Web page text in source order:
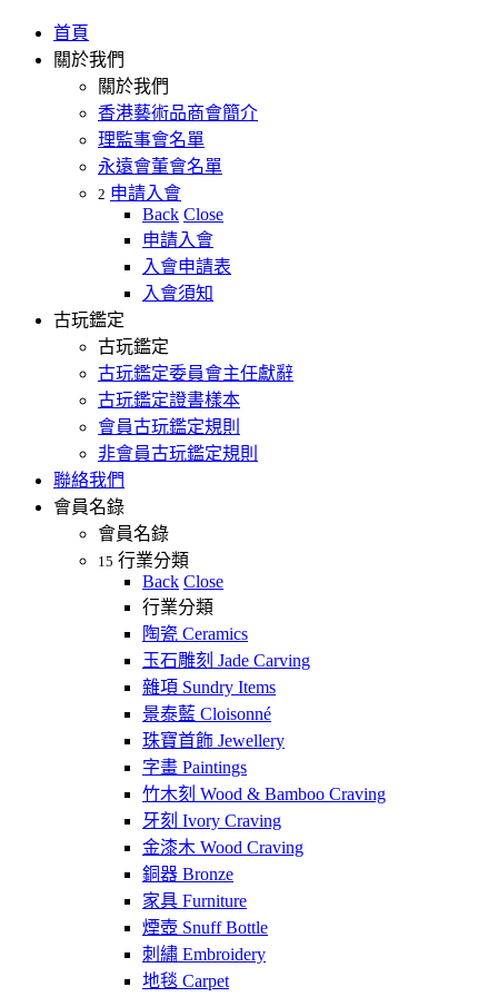
首頁
關於我們
關於我們
香港藝術品商會簡介
理監事會名單
永遠會董會名單
2 申請入會
Back Close
申請入會
入會申請表
入會須知
古玩鑑定
古玩鑑定
古玩鑑定委員會主任獻辭
古玩鑑定證書樣本
會員古玩鑑定規則
非會員古玩鑑定規則
聯絡我們
會員名錄
會員名錄
15 行業分類
Back Close
行業分類
陶瓷 Ceramics
玉石雕刻 Jade Carving
雜項 Sundry Items
景泰藍 Cloisonné
珠寶首飾 Jewellery
字畫 Paintings
竹木刻 Wood & Bamboo Craving
牙刻 Ivory Craving
金漆木 Wood Craving
銅器 Bronze
家具 Furniture
煙壺 Snuff Bottle
刺繡 Embroidery
地毯 Carpet